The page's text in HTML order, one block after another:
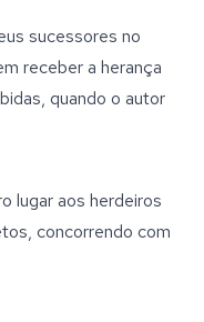
sucessores no
receber a herança
quando o autor
lugar aos herdeiros
concorrendo com